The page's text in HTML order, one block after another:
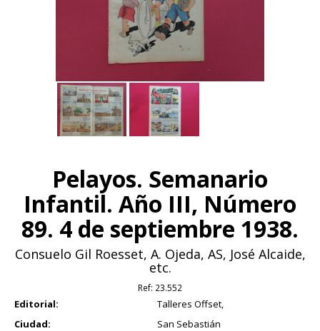
Pelayos. Semanario
Infantil. Año III, Número
89. 4 de septiembre 1938.
Consuelo Gil Roesset, A. Ojeda, AS, José Alcaide,
etc.
Ref: 23.552
Editorial:
Talleres Offset,
Ciudad:
San Sebastián